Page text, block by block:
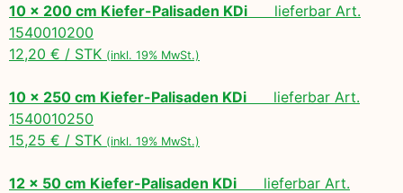
10 x 200 cm Kiefer-Palisaden KDi lieferbar Art.
1540010200
12,20 € / STK (inkl. 19% MwSt.)
10 x 250 cm Kiefer-Palisaden KDi lieferbar Art.
1540010250
15,25 € / STK (inkl. 19% MwSt.)
12 x 50 cm Kiefer-Palisaden KDi lieferbar Art.